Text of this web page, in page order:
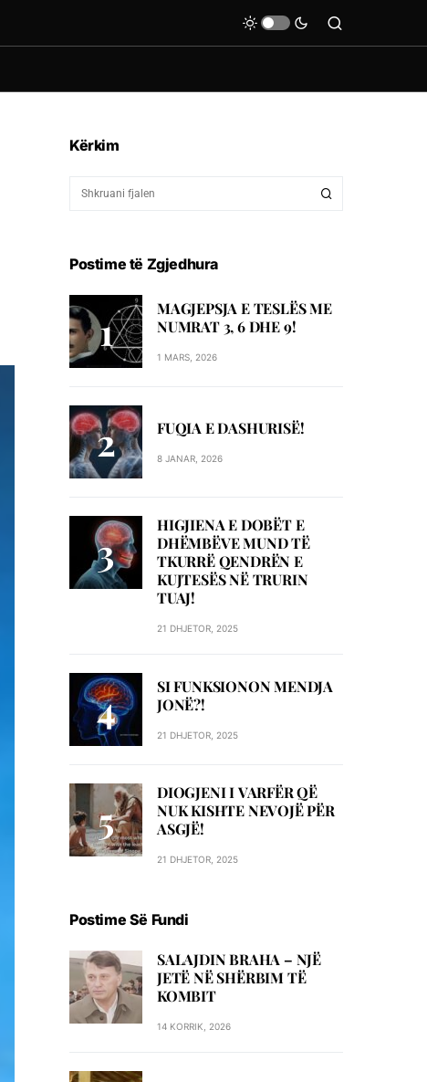
Kërkim
Postime të Zgjedhura
MAGJEPSJA E TESLËS ME
NUMRAT 3, 6 DHE 9!
1 MARS, 2026
FUQIA E DASHURISË!
8 JANAR, 2026
HIGJIENA E DOBËT E
DHËMBËVE MUND TË
TKURRË QENDRËN E
KUJTESËS NË TRURIN
TUAJ!
21 DHJETOR, 2025
SI FUNKSIONON MENDJA
JONË?!
21 DHJETOR, 2025
DIOGJENI I VARFËR QË
NUK KISHTE NEVOJË PËR
ASGJË!
21 DHJETOR, 2025
Postime Së Fundi
SALAJDIN BRAHA – NJЁ
JETЁ NЁ SHЁRBIM TЁ
KOMBIT
14 KORRIK, 2026